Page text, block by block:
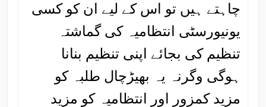
چاہتے ہیں تو اس کے لیے ان کو کسی
یونیورسٹی انتظامیہ کی گماشتہ
تنظیم کی بجائے اپنی تنظیم بنانا
ہوگی وگرنہ یہ بھیڑچال طلبہ کو
مزید کمزور اور انتظامیہ کو مزید